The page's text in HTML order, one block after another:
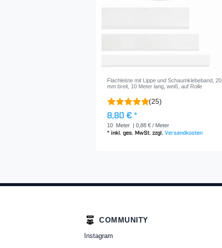
Flachleiste mit Lippe und Schaumklebeband, 20
mm breit, 10 Meter lang, weiß, auf Rolle
(25)
8,80 € *
10 Meter | 0,88 € / Meter
*inkl. ges. MwSt. zzgl.Versandkosten
COMMUNITY
Instagram